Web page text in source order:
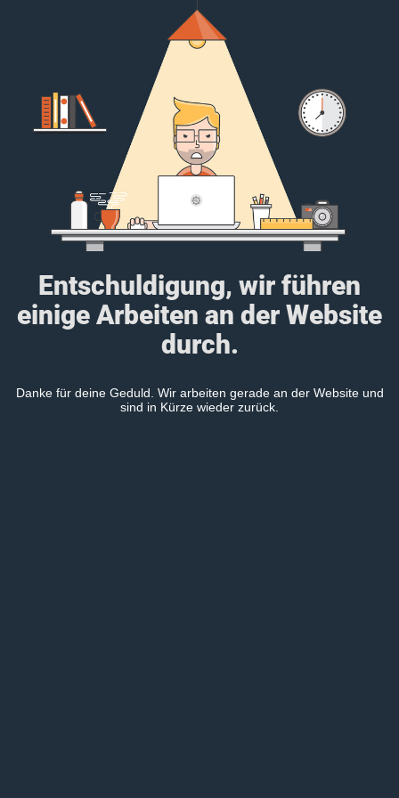
Entschuldigung, wir führen
einige Arbeiten an der Website
durch.
Danke für deine Geduld. Wir arbeiten gerade an der Website und
sind in Kürze wieder zurück.